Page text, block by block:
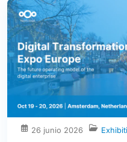
26 junio 2026